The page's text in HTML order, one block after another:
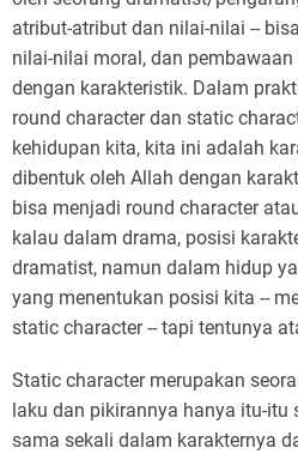
atribut-atribut dan nilai-nilai --
nilai-nilai moral, dan
dengan karakteristik. Dalam
round character dan static
kehidupan kita, kita ini adalah
dibentuk oleh Allah dengan
bisa menjadi round character
kalau dalam drama, posisi
dramatist, namun dalam hidup
yang menentukan posisi kita --
static character -- tapi tentunya
Static character merupakan
laku dan pikirannya hanya itu-
sama sekali dalam karakternya